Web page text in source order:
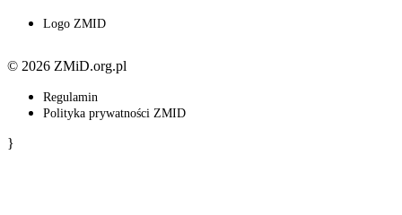
Logo ZMID
© 2026 ZMiD.org.pl
Regulamin
Polityka prywatności ZMID
}